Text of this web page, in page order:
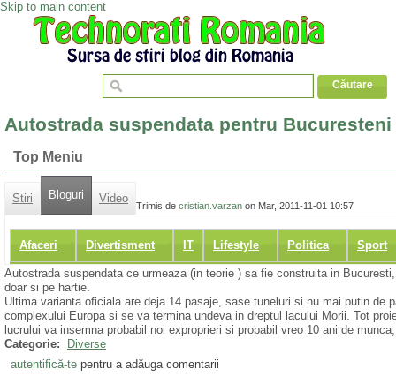
Skip to main content
Autostrada suspendata pentru Bucuresteni
Top Meniu
Stiri Bloguri Video
Afaceri Divertisment IT Lifestyle Politica Sport
Trimis de cristian.varzan on Mar, 2011-11-01 10:57
Autostrada suspendata ce urmeaza (in teorie ) sa fie construita in
doar si pe hartie.
Ultima varianta oficiala are deja 14 pasaje, sase tuneluri si nu mai putin de
complexului Europa si se va termina undeva in dreptul lacului Morii. Tot
lucrului va insemna probabil noi exproprieri si probabil vreo 10 ani de
Categorie:
Diverse
autentifică-tepentru a adăuga comentarii